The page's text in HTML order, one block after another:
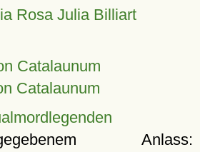
Rosa Julia Billiart
Catalaunum
Catalaunum
Anlass: